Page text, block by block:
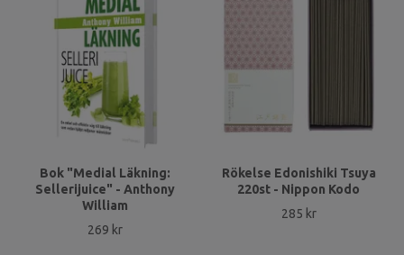
Bok "Medial Läkning:
Sellerijuice" - Anthony
William
269 kr
Rökelse Edonishiki Tsuya
220st - Nippon Kodo
285 kr